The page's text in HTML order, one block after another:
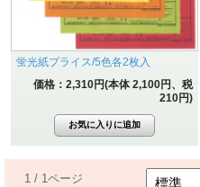
蛍光紙プライス/5色各2枚入
価格：2,310円(本体 2,100円、税
210円)
1 / 1ページ